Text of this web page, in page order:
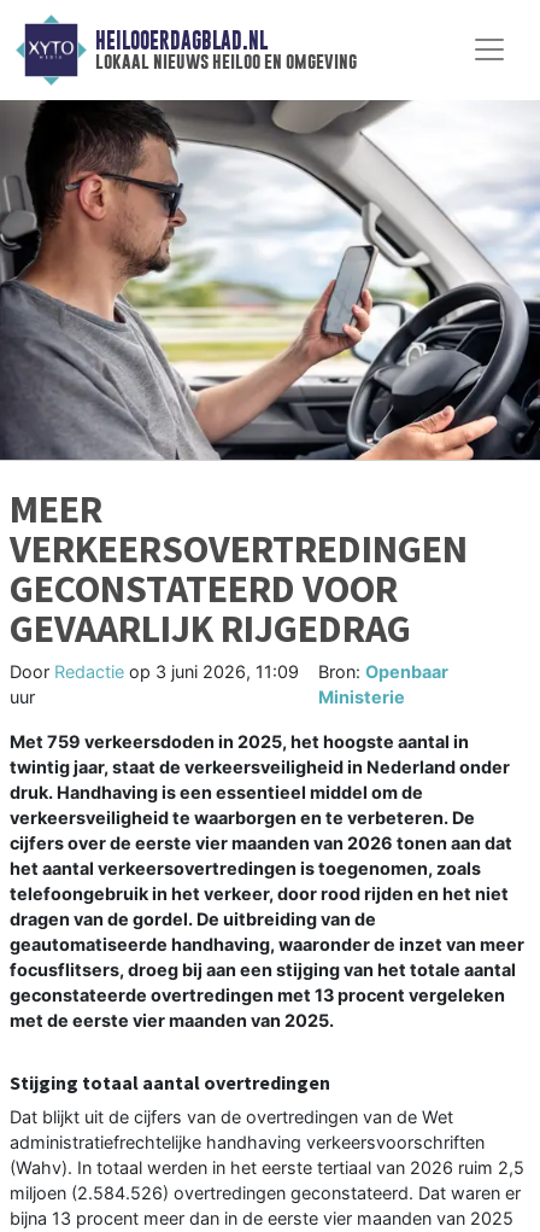
HEILOOERDAGBLAD.NL
lokaal nieuws heiloo en omgeving
MEER
VERKEERSOVERTREDINGEN
GECONSTATEERD VOOR
GEVAARLIJK RIJGEDRAG
Door Redactie op 3 juni 2026, 11:09
uur
Bron: Openbaar
Ministerie
Met 759 verkeersdoden in 2025, het hoogste aantal in
twintig jaar, staat de verkeersveiligheid in Nederland onder
druk. Handhaving is een essentieel middel om de
verkeersveiligheid te waarborgen en te verbeteren. De
cijfers over de eerste vier maanden van 2026 tonen aan dat
het aantal verkeersovertredingen is toegenomen, zoals
telefoongebruik in het verkeer, door rood rijden en het niet
dragen van de gordel. De uitbreiding van de
geautomatiseerde handhaving, waaronder de inzet van meer
focusflitsers, droeg bij aan een stijging van het totale aantal
geconstateerde overtredingen met 13 procent vergeleken
met de eerste vier maanden van 2025.
Stijging totaal aantal overtredingen
Dat blijkt uit de cijfers van de overtredingen van de Wet
administratiefrechtelijke handhaving verkeersvoorschriften
(Wahv). In totaal werden in het eerste tertiaal van 2026 ruim 2,5
miljoen (2.584.526) overtredingen geconstateerd. Dat waren er
bijna 13 procent meer dan in de eerste vier maanden van 2025